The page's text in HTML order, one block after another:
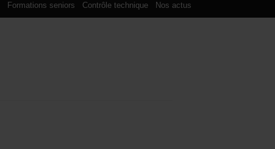
Formations seniors Contrôle technique Nos actus